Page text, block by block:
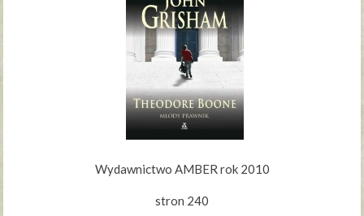
Wydawnictwo AMBER rok 2010
stron 240